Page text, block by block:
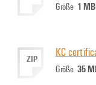
Größe 1 MB
ZIP KC
Größe 35